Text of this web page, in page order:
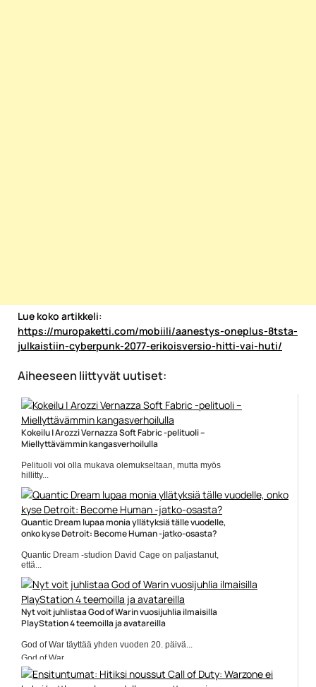
Lue koko artikkeli:
https://muropaketti.com/mobiili/aanestys-oneplus-8tsta-
julkaistiin-cyberpunk-2077-erikoisversio-hitti-vai-huti/
Aiheeseen liittyvät uutiset:
Kokeilu | Arozzi Vernazza Soft Fabric -pelituoli –
Miellyttävämmin kangasverhoilulla
Pelituoli voi olla mukava olemukseltaan, mutta myös
hillitty...
pelituolit
Quantic Dream lupaa monia yllätyksiä tälle vuodelle,
onko kyse Detroit: Become Human -jatko-osasta?
Quantic Dream -studion David Cage on paljastanut,
että...
Detroid: Become Human
Nyt voit juhlistaa God of Warin vuosijuhlia ilmaisilla
PlayStation 4 teemoilla ja avatareilla
God of War täyttää yhden vuoden 20. päivä...
God of War